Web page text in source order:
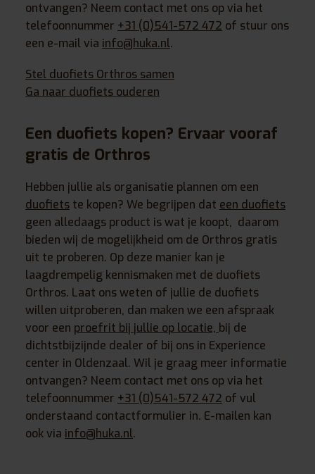
ontvangen? Neem contact met ons op via het
telefoonnummer +31 (0)541-572 472 of stuur ons
een e-mail via info@huka.nl.
Stel duofiets Orthros samen
Ga naar duofiets ouderen
Een duofiets kopen? Ervaar vooraf
gratis de Orthros
Hebben jullie als organisatie plannen om een
duofiets te kopen? We begrijpen dat een duofiets
geen alledaags product is wat je koopt, daarom
bieden wij de mogelijkheid om de Orthros gratis
uit te proberen. Op deze manier kan je
laagdrempelig kennismaken met de duofiets
Orthros. Laat ons weten of jullie de duofiets
willen uitproberen, dan maken we een afspraak
voor een proefrit bij jullie op locatie, bij de
dichtstbijzijnde dealer of bij ons in Experience
center in Oldenzaal. Wil je graag meer informatie
ontvangen? Neem contact met ons op via het
telefoonnummer +31 (0)541-572 472 of vul
onderstaand contactformulier in. E-mailen kan
ook via info@huka.nl.